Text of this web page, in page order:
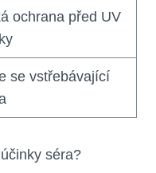
ochrana před UV
se vstřebávající